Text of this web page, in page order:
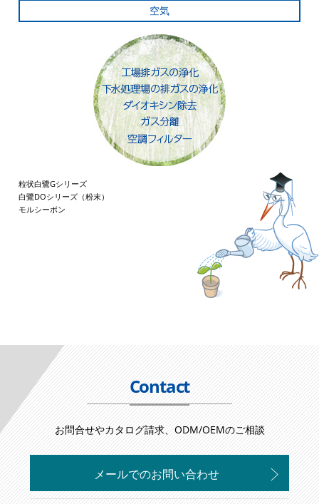
空気
粒状白鷺Gシリーズ
白鷺DOシリーズ（粉末）
モルシーボン
Contact
お問合せやカタログ請求、ODM/OEMのご相談
メールでのお問い合わせ